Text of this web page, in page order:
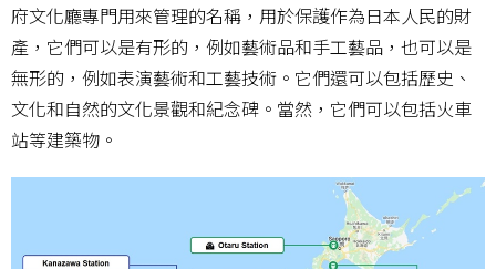
府文化廳專門用來管理的名稱，用於保護作為日本人民的財
產，它們可以是有形的，例如藝術品和手工藝品，也可以是
無形的，例如表演藝術和工藝技術。它們還可以包括歷史、
文化和自然的文化景觀和紀念碑。當然，它們可以包括火車
站等建築物。